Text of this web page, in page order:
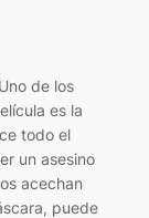
de los
es la
todo el
un asesino
acechan
puede